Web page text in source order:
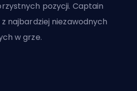
pozycji. Captain
najbardziej niezawodnych
w grze.